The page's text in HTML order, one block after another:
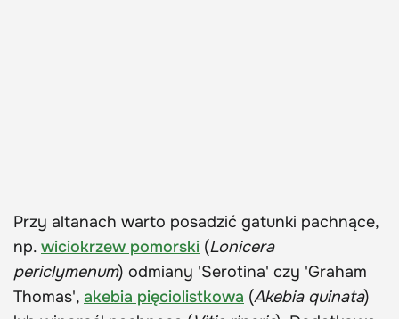
Przy altanach warto posadzić gatunki pachnące,
np. wiciokrzew pomorski (Lonicera
periclymenum) odmiany 'Serotina' czy 'Graham
Thomas', akebia pięciolistkowa (Akebia quinata)